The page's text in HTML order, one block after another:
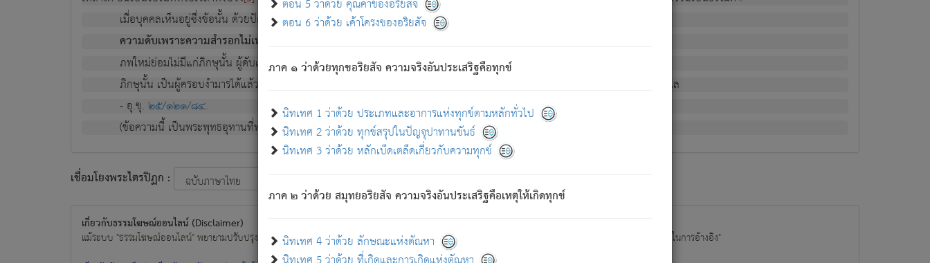
ตอน 5 ว่าด้วย คุณค่าของอริยสัจ
ตอน 6 ว่าด้วย เค้าโครงของอริยสัจ
ภาค ๑ ว่าด้วยทุกขอริยสัจ ความจริงอันประเสริฐคือทุกข์
นิทเทศ 1 ว่าด้วย ประเภทและอาการแห่งทุกข์ตามหลักทั่วไป
นิทเทศ 2 ว่าด้วย ทุกข์สรุปในปัญจุปาทานขันธ์
นิทเทศ 3 ว่าด้วย หลักเบ็ดเตล็ดเกี่ยวกับความทุกข์
ภาค ๒ ว่าด้วย สมุทยอริยสัจ ความจริงอันประเสริฐคือเหตุให้เกิดทุกข์
นิทเทศ 4 ว่าด้วย ลักษณะแห่งตัณหา
เมื่อบุคคลเห็นอยู่ซึ่งข้อนั้น ด้วยปัญญาอันชอบตามที่เป็นจริงอย่างนี้อยู่; เขาย่อมละภวตัณหาได้ และไม่เพลิดเพลินวิภวตัณหาด้วย.
ความดับเพราะความสำรอกไม่เหลือ (แห่งภพทั้งหลาย) เพราะความสิ้นไปแห่งตัณหาโดยประการทั้งปวง นั้นคือนิพพาน.
ภพใหม่ย่อมไม่มีแก่ภิกษุนั้น ผู้ดับเย็นสนิทแล้ว เพราะไม่มีความยึดมั่น
ภิกษุนั้น เป็นผู้ครอบงำมารได้แล้ว ชนะสงครามแล้ว ก้าวล่วงภพทั้งหลายทั้งปวงได้แล้ว เป็นผู้คงที่ (คือไม่เปลี่ยนแปลงอีกต่อไป). ดังนี้แล
- อุ.ขุ.๒๕/๑๒๑/๘๔.
(ข้อความนี้ เป็นพระพุทธอุทานที่ทรงเปล่งออก ที่โคนต้นโพธิ์เป็นที่ตรัสรู้ เมื่อตรัสรู้แล้วได้ 7 วัน)
เชื่อมโยงพระไตรปิฏก :
เกี่ยวกับธรรมโฆษณ์ออนไลน์ (Disclaimer)
แม้ระบบ "ธรรมโฆษณ์ออนไลน์" พยายามปรับปรุงข้อมูลให้ถูกต้องมากที่สุด ผู้ศึกษาก็พึงตรวจสอบกับตัวเล่มหนังสือต้นฉบับ ที่มีการพิมพ์ครั้งล่าสุด ก่อนนำข้อมูลไปใช้ในการอ้างอิง"